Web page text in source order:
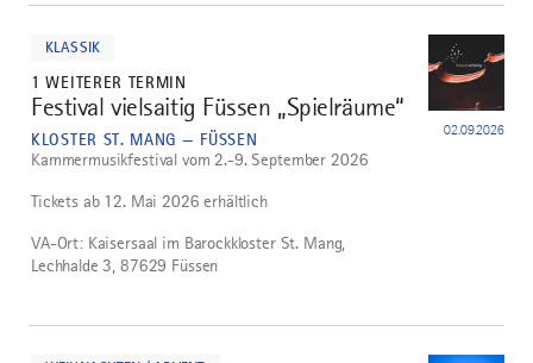
KLASSIK
1 WEITERER TERMIN
3
Festival vielsaitig Füssen „Spielräume“
KLOSTER ST. MANG — FÜSSEN 02.09.2026
Kammermusikfestival vom 2.-9. September 2026
Tickets ab 12. Mai 2026 erhältlich
VA-Ort: Kaisersaal im Barockkloster St. Mang,
Lechhalde 3, 87629 Füssen